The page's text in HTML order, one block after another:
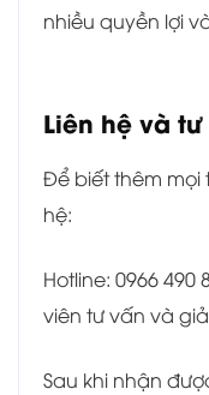
nhiều quyền lợi
Liên hệ và
Để biết thêm mọi
hệ:
Hotline: 0966 490
viên tư vấn và
Sau khi nhận